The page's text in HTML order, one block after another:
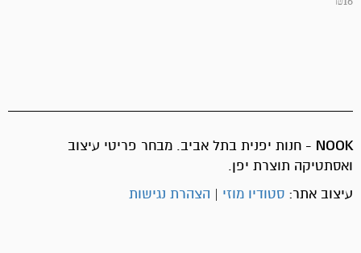
NOOK - חנות יפנית בתל אביב. מבחר פריטי עיצוב
ואסתטיקה תוצרת יפן.
עיצוב אתר: סטודיו מוזי | הצהרת נגישות